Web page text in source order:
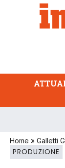
ATTUALITÀ
Home » Galletti
PRODUZIONE